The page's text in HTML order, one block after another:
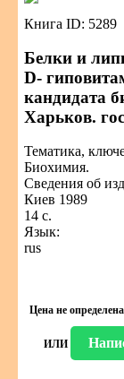
Книга ID: 5289
Белки и
D-
кандидата
Харьков.
Тематика,
Биохимия.
Сведения об
Киев 1989
14 с.
Язык:
rus
Цена не
ИЛИ